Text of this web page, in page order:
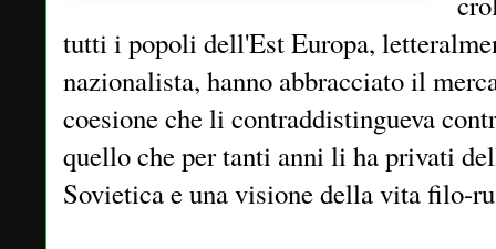
tutti i popoli dell'Est Europa,
nazionalista, hanno abbracciato il
coesione che li contraddistingueva
quello che per tanti anni li ha privati
Sovietica e una visione della vita filo-